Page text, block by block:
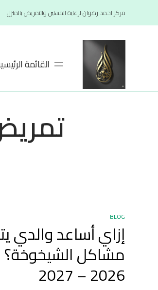
مركز احمد رضوان لرعاية المسنين والتمريض بالمنزل
القائمة
BLOG
إزاي أساعد والدي
مشاكل الشيخوخة؟
2026 – 2027